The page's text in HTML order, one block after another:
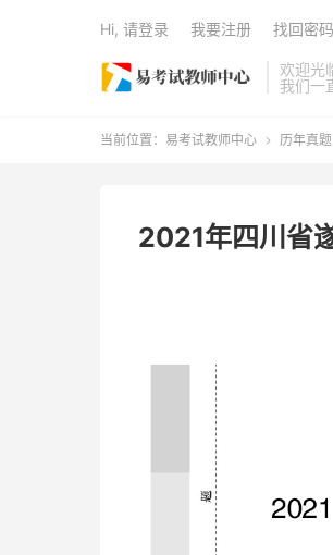
欢迎光
我们一
Hi, 请登录 我要注册 找回密码
当前位置： 易考试教师中心  历年真题
2021年四川省